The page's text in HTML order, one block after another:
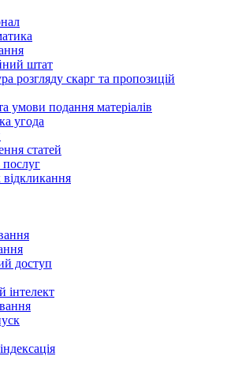
штат
розгляду скарг та пропозицій
умови подання матеріалів
угода
статей
послуг
доступ